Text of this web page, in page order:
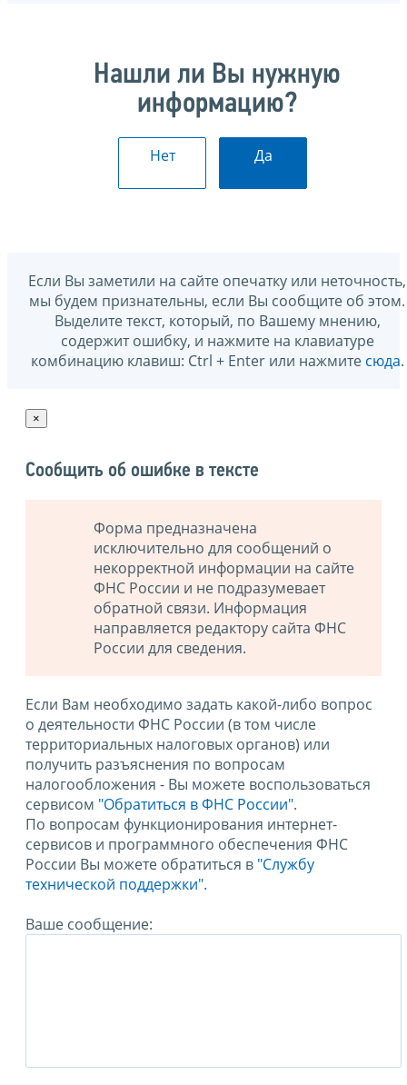
Нашли ли Вы нужную
информацию?
Нет Да
Если Вы заметили на сайте опечатку или неточность,
мы будем признательны, если Вы сообщите об этом.
Выделите текст, который, по Вашему мнению,
содержит ошибку, и нажмите на клавиатуре
комбинацию клавиш: Ctrl + Enter или нажмите сюда.
×
Сообщить об ошибке в тексте
Форма предназначена
исключительно для сообщений о
некорректной информации на сайте
ФНС России и не подразумевает
обратной связи. Информация
направляется редактору сайта ФНС
России для сведения.
Если Вам необходимо задать какой-либо вопрос
о деятельности ФНС России (в том числе
территориальных налоговых органов) или
получить разъяснения по вопросам
налогообложения - Вы можете воспользоваться
сервисом "Обратиться в ФНС России".
По вопросам функционирования интернет-
сервисов и программного обеспечения ФНС
России Вы можете обратиться в "Службу
технической поддержки".
Ваше сообщение: